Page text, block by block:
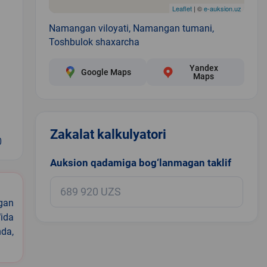
Leaflet| ©e-auksion.uz
Namangan viloyati, Namangan tumani,
Toshbulok shaxarcha
Google Maps
Yandex
Maps
Zakalat kalkulyatori
Auksion qadamiga bog‘lanmagan taklif